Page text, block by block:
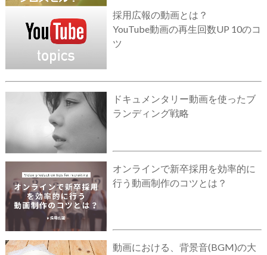
採用広報の動画とは？
YouTube動画の再生回数UP 10のコ
ツ
ドキュメンタリー動画を使ったブ
ランディング戦略
オンラインで新卒採用を効率的に
行う動画制作のコツとは？
動画における、背景音(BGM)の大